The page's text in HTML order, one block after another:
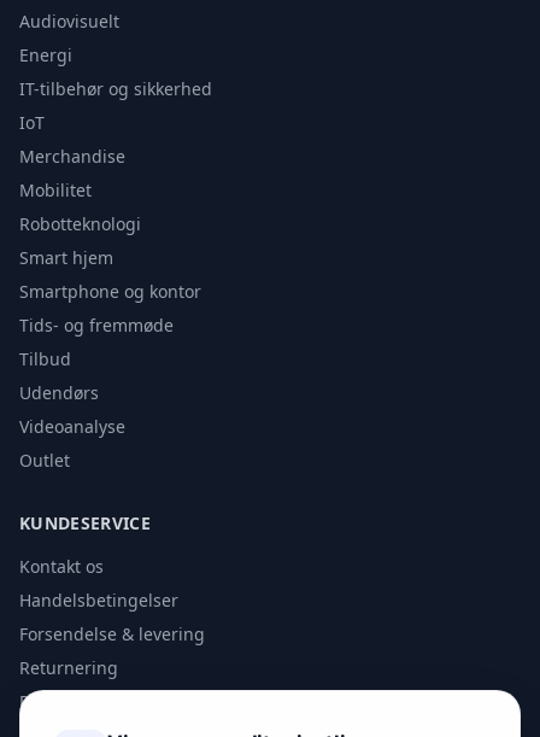
Audiovisuelt
Energi
IT-tilbehør og sikkerhed
IoT
Merchandise
Mobilitet
Robotteknologi
Smart hjem
Smartphone og kontor
Tids- og fremmøde
Tilbud
Udendørs
Videoanalyse
Outlet
KUNDESERVICE
Kontakt os
Handelsbetingelser
Forsendelse & levering
Returnering
Privatlivspolitik